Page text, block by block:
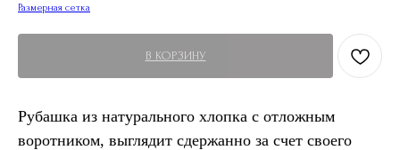
Размерная сетка
В КОРЗИНУ
Рубашка из натурального хлопка с отложным
воротником, выглядит сдержанно за счет своего